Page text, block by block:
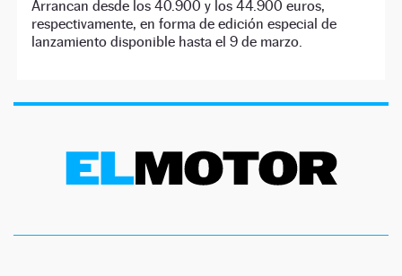
Arrancan desde los 40.900 y los 44.900 euros,
respectivamente, en forma de edición especial de
lanzamiento disponible hasta el 9 de marzo.